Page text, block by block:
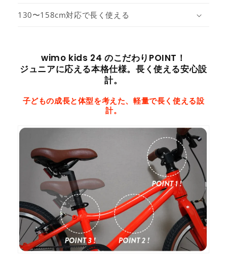
130〜158cm対応で長く使える
wimo kids 24 のこだわりPOINT！
ジュニアに応える本格仕様。長く使える安心設
計。
子どもの成長と体型を考えた、軽量で長く使える設
計。